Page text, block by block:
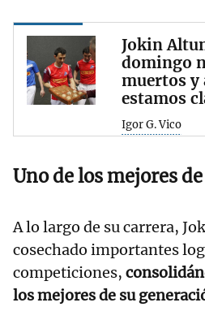
Jokin
domingo
muertos y
estamos
Igor G. Vico
Uno de los mejores
A lo largo de su carrera,
cosechado importantes
competiciones,
los mejores de su